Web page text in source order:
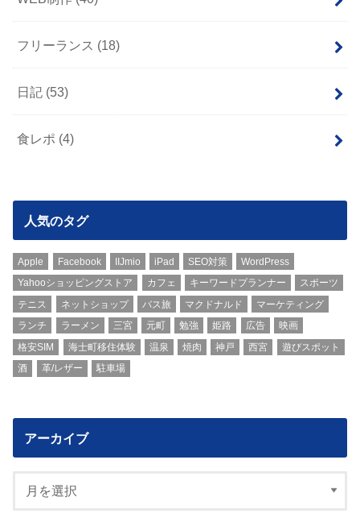
フリーランス (18)
日記 (53)
食レポ (4)
人気のタグ
Apple Facebook IIJmio iPad SEO対策
WordPress
Yahooショッピングストア
カフェ キーワードプランナー
スポーツ
テニス
ネットショップ バス旅 マクドナルド
マーケティング
ランチ
ラーメン 三宮 元町 勉強 姫路 広告
映画
格安SIM
海士町移住体験 温泉 焼肉 神戸 西宮
遊びスポット
酒
革/レザー 駐車場
アーカイブ